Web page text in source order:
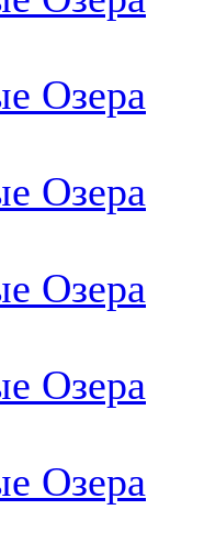
Озера
Озера
Озера
Озера
Озера